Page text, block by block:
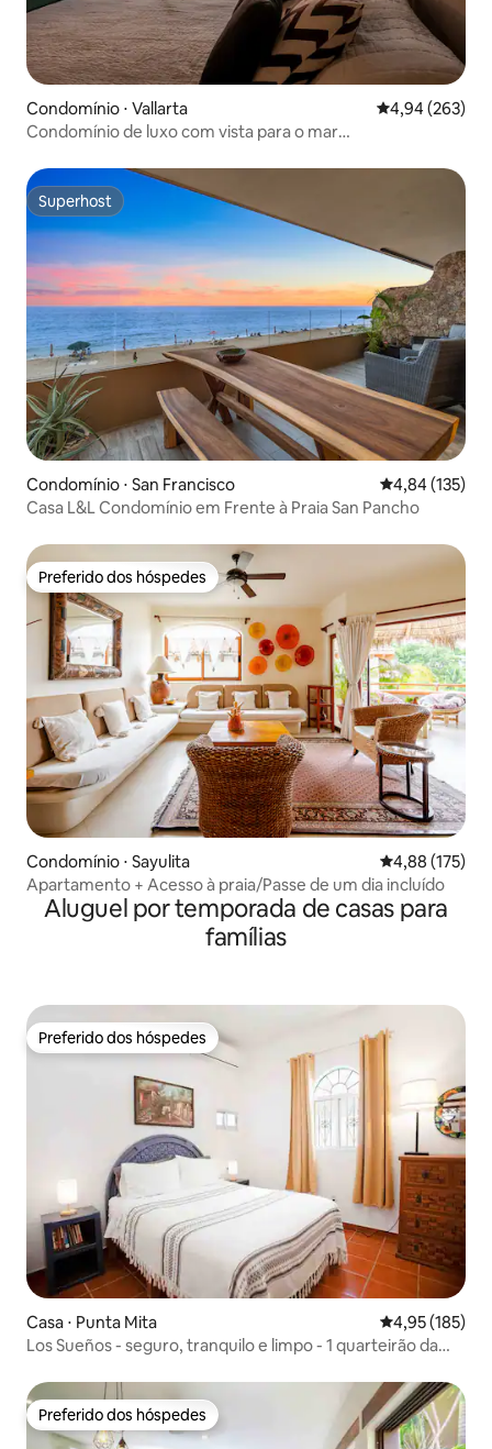
Condomínio ⋅ Vallarta 4,94 de uma
4,94 (263)
Condomínio de luxo com vista para o mar
Superhost
Superhost
Condomínio ⋅ San Francisco 4,84 de uma
4,84 (135)
Casa L&L Condomínio em Frente à Praia San Pancho
Preferido dos hóspedes
Preferido dos hóspedes
Condomínio ⋅ Sayulita 4,88 de uma
4,88 (175)
Apartamento + Acesso à praia/Passe de um dia incluído
Aluguel por temporada de casas para
famílias
Preferido dos hóspedes
Preferido dos hóspedes
Casa ⋅ Punta Mita 4,95 de uma
4,95 (185)
Los Sueños - seguro, tranquilo e limpo - 1 quarteirão da
Preferido dos hóspedes
Preferido dos hóspedes